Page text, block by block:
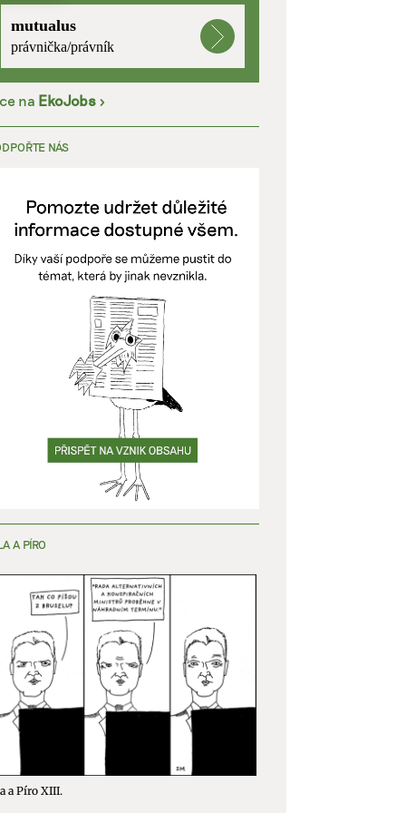
aktivní
mutualus
právnička/právník
na EkoJobs >
NÁS
A PÍRO
a Píro XIII.